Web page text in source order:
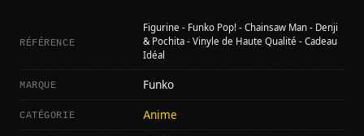
RÉFÉRENCE
Figurine - Funko Pop! - Chainsaw Man - Denji
& Pochita - Vinyle de Haute Qualité - Cadeau
Idéal
MARQUE Funko
CATÉGORIE Anime